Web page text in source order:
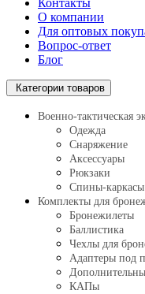
Контакты
О компании
Для оптовых
Вопрос-ответ
Блог
Категории товаров
Военно-тактическая
Одежда
Снаряжение
Аксессуары
Рюкзаки
Спины-каркасы
Комплекты для
Бронежилеты
Баллистика
Чехлы для
Адаптеры под
КАПы